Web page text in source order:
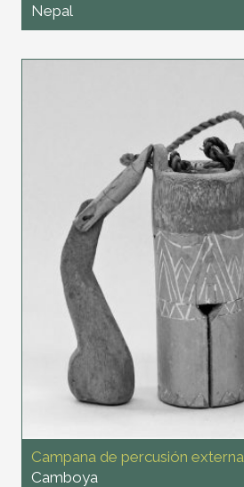
Nepal
Campana de percusión externa
Camboya